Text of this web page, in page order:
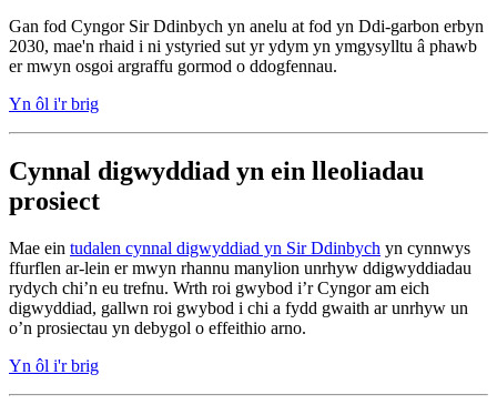
Gan fod Cyngor Sir Ddinbych yn anelu at fod yn Ddi-garbon erbyn
2030, mae'n rhaid i ni ystyried sut yr ydym yn ymgysylltu â phawb
er mwyn osgoi argraffu gormod o ddogfennau.
Yn ôl i'r brig
Cynnal digwyddiad yn ein lleoliadau
prosiect
Mae ein tudalen cynnal digwyddiad yn Sir Ddinbych yn cynnwys
ffurflen ar-lein er mwyn rhannu manylion unrhyw ddigwyddiadau
rydych chi’n eu trefnu. Wrth roi gwybod i’r Cyngor am eich
digwyddiad, gallwn roi gwybod i chi a fydd gwaith ar unrhyw un
o’n prosiectau yn debygol o effeithio arno.
Yn ôl i'r brig